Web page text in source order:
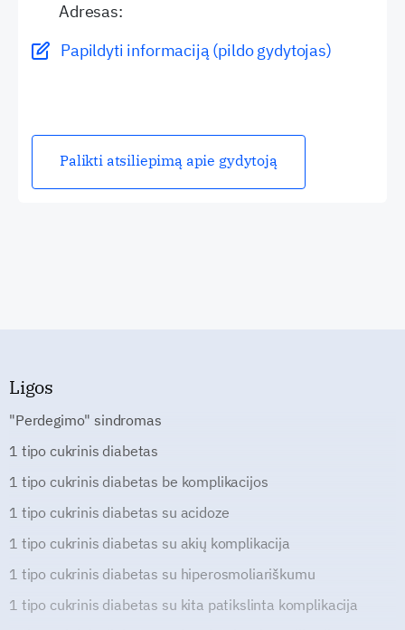
Adresas:
Papildyti informaciją (pildo gydytojas)
Palikti atsiliepimą apie gydytoją
Ligos
"Perdegimo" sindromas
1 tipo cukrinis diabetas
1 tipo cukrinis diabetas be komplikacijos
1 tipo cukrinis diabetas su acidoze
1 tipo cukrinis diabetas su akių komplikacija
1 tipo cukrinis diabetas su hiperosmoliariškumu
1 tipo cukrinis diabetas su kita patikslinta komplikacija